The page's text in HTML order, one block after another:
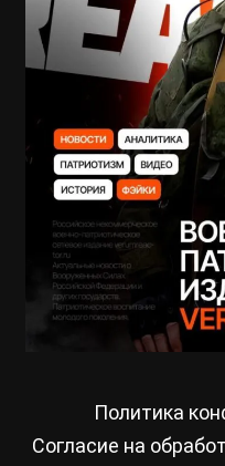
Политика
Согласие на